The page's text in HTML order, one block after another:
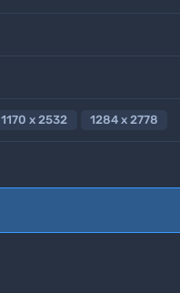
1170 x 2532 1284 x 2778